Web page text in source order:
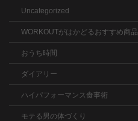
Uncategorized
WORKOUTがはかどるおすすめ商品
おうち時間
ダイアリー
ハイパフォーマンス食事術
モテる男の体づくり